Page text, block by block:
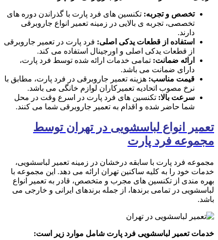
تخصص و تجربه: تکنسین های فرد پارت با گذراندن دوره های
تخصصی، تجربه ی بالایی در زمینه تعمیر انواع جاروبرقی
دارند.
استفاده از قطعات یدکی اصلی: فرد پارت در تعمیر جاروبرقی
از قطعات یدکی اصلی و اورجینال استفاده می کند.
ارائه ضمانت: تمامی خدمات ارائه شده توسط فرد پارت،
دارای ضمانت می باشد.
قیمت مناسب: هزینه تعمیر جاروبرقی در فرد پارت، مطابق با
نرخ مصوب اتحادیه تعمیرکاران لوازم خانگی می باشد.
سرعت بالا: تکنسین های فرد پارت در اسرع وقت در محل
شما حاضر شده و اقدام به تعمیر جاروبرقی شما می کنند.
تعمیر انواع لباسشویی در تهران توسط
مجموعه فرد پارت
مجموعه فرد پارت با سابقه درخشان در زمینه تعمیر لباسشویی،
خدمات خود را به کلیه ساکنین تهران ارائه می دهد. این مجموعه با
بهره مندی از تکنسین های مجرب و متخصص، قادر به تعمیر انواع
لباسشویی در تمامی برندها، از جمله برندهای ایرانی و خارجی می
باشد.
خدمات تعمیر لباسشویی فرد پارت شامل موارد زیر است: